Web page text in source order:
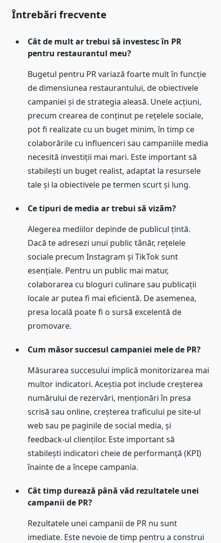
Întrebări frecvente
Cât de mult ar trebui să investesc în PR
pentru restaurantul meu?
Bugetul pentru PR variază foarte mult în funcție
de dimensiunea restaurantului, de obiectivele
campaniei și de strategia aleasă. Unele acțiuni,
precum crearea de conținut pe rețelele sociale,
pot fi realizate cu un buget minim, în timp ce
colaborările cu influenceri sau campaniile media
necesită investiții mai mari. Este important să
stabilești un buget realist, adaptat la resursele
tale și la obiectivele pe termen scurt și lung.
Ce tipuri de media ar trebui să vizăm?
Alegerea mediilor depinde de publicul țintă.
Dacă te adresezi unui public tânăr, rețelele
sociale precum Instagram și TikTok sunt
esențiale. Pentru un public mai matur,
colaborarea cu bloguri culinare sau publicații
locale ar putea fi mai eficientă. De asemenea,
presa locală poate fi o sursă excelentă de
promovare.
Cum măsor succesul campaniei mele de PR?
Măsurarea succesului implică monitorizarea mai
multor indicatori. Aceștia pot include creșterea
numărului de rezervări, menționări în presa
scrisă sau online, creșterea traficului pe site-ul
web sau pe paginile de social media, și
feedback-ul clienților. Este important să
stabilești indicatori cheie de performanță (KPI)
înainte de a începe campania.
Cât timp durează până văd rezultatele unei
campanii de PR?
Rezultatele unei campanii de PR nu sunt
imediate. Este nevoie de timp pentru a construi